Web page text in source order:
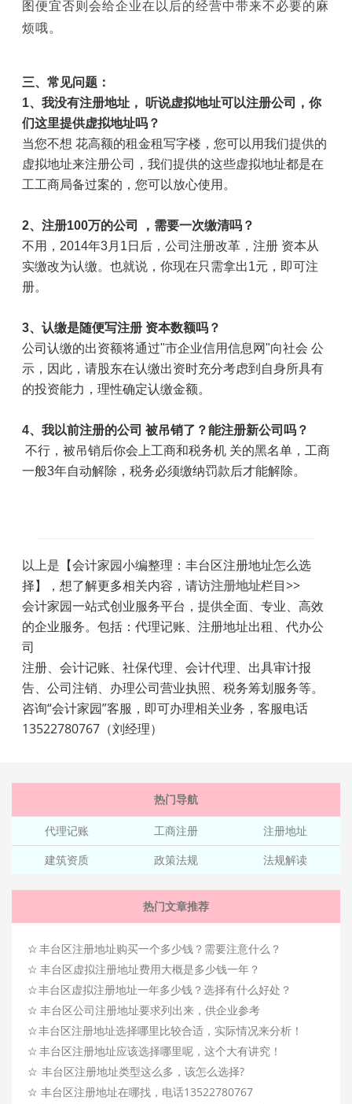
图便宜否则会给企业在以后的经营中带来不必要的麻
烦哦。
三、常见问题：
1、我没有注册地址， 听说虚拟地址可以注册公司，你
们这里提供虚拟地址吗？
当您不想 花高额的租金租写字楼，您可以用我们提供的
虚拟地址来注册公司，我们提供的这些虚拟地址都是在
工工商局备过案的，您可以放心使用。
2、注册100万的公司 ，需要一次缴清吗？
不用， 2014年3月 1 日后，公司注册改革，注册 资本从
实缴改为认缴。也就说，你现在只需拿出1元，即可注
册。
3、认缴是随便写注册 资本数额吗？
公司认缴的出资额将通过"市企业信用信息网"向社会 公
示，因此，请股东在认缴出资时充分考虑到自身所具有
的投资能力，理性确定认缴金额。
4、我以前注册的公司 被吊销了？能注册新公司吗？
不行，被吊销后你会上工商和税务机 关的黑名单，工商
一般3年自动解除，税务必须缴纳罚款后才能解除。
以上是【会计家园小编整理：丰台区注册地址怎么选
择】，想了解更多相关内容，请访注册地址栏目>>
会计家园一站式创业服务平台，提供全面、专业、高效
的企业服务。包括：代理记账、注册地址出租、代办公
司
注册、会计记账、社保代理、会计代理、出具审计报
告、公司注销、办理公司营业执照、税务筹划服务等。
咨询“会计家园”客服，即可办理相关业务，客服电话
13522780767（刘经理）
热门导航
代理记账 工商注册
注册地址
建筑资质
政策法规 法规解读
热门文章推荐
☆ 丰台区注册地址购买一个多少钱？需要注意什么？
☆ 丰台区虚拟注册地址费用大概是多少钱一年？
☆丰台区虚拟注册地址一年多少钱？选择有什么好处？
☆ 丰台区公司注册地址要求列出来，供企业参考
☆丰台区注册地址选择哪里比较合适，实际情况来分析！
☆ 丰台区注册地址应该选择哪里呢，这个大有讲究！
☆ 丰台区注册地址类型这么多，该怎么选择?
☆ 丰台区注册地址在哪找，电话13522780767